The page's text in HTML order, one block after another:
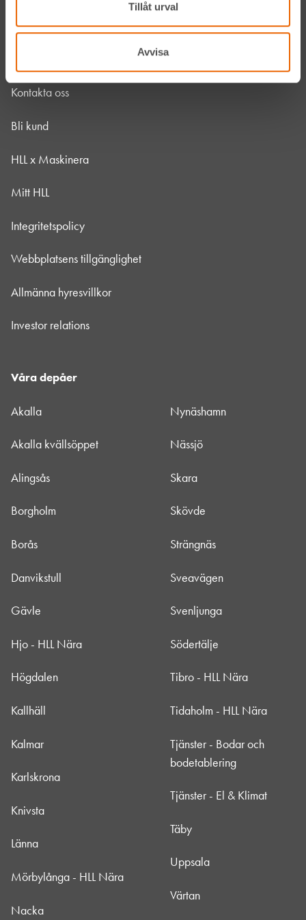
Tillåt urval
Avvisa
Hållbarhet
Kontakta oss
Bli kund
HLL x Maskinera
Mitt HLL
Integritetspolicy
Webbplatsens tillgänglighet
Allmänna hyresvillkor
Investor relations
Våra depåer
Akalla
Akalla kvällsöppet
Alingsås
Borgholm
Borås
Danvikstull
Gävle
Hjo - HLL Nära
Högdalen
Kallhäll
Kalmar
Karlskrona
Knivsta
Länna
Mörbylånga - HLL Nära
Nacka
Nynäshamn
Nässjö
Skara
Skövde
Strängnäs
Sveavägen
Svenljunga
Södertälje
Tibro - HLL Nära
Tidaholm - HLL Nära
Tjänster - Bodar och
bodetablering
Tjänster - El & Klimat
Täby
Uppsala
Värtan